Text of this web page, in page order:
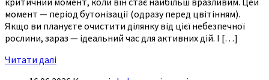
момент — період бутонізації (одразу перед цвітінням).
Якщо ви плануєте очистити ділянку від цієї небезпечної
рослини, зараз — ідеальний час для активних дій. І […]
Читати далі